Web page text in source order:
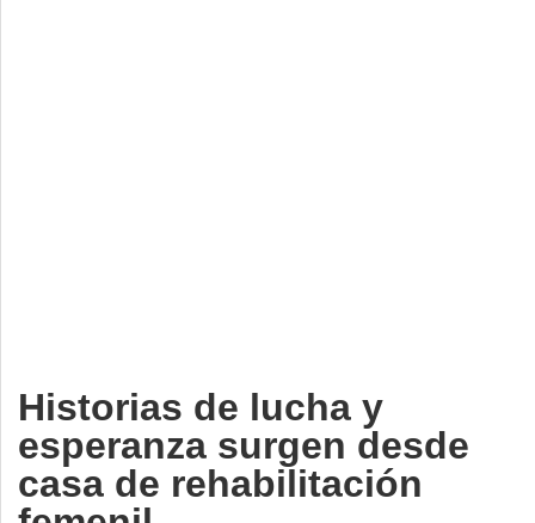
Historias de lucha y
esperanza surgen desde
casa de rehabilitación